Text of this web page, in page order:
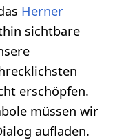
Herner
sichtbare
erschöpfen.
müssen wir
aufladen.